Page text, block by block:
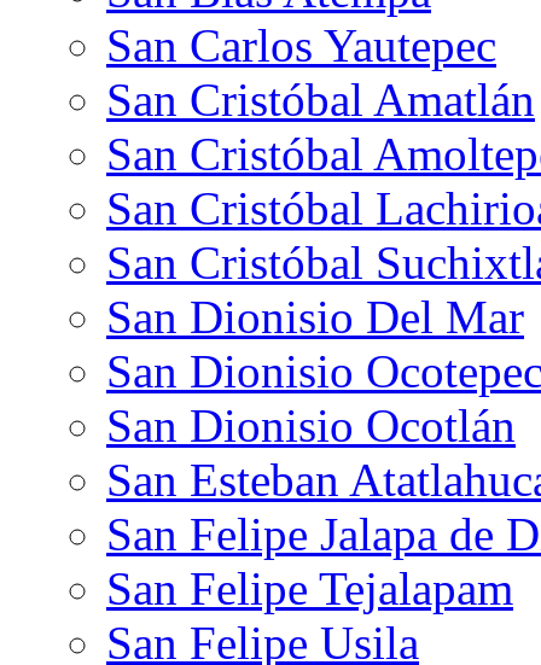
San Carlos Yautepec
San Cristóbal Amatlán
San Cristóbal
San Cristóbal
San Cristóbal
San Dionisio Del Mar
San Dionisio
San Dionisio Ocotlán
San Esteban
San Felipe Jalapa de
San Felipe Tejalapam
San Felipe Usila